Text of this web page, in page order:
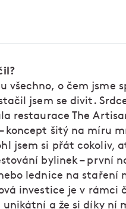
všechno, o čem jsme
jsem se divit.
restaurace The
koncept šitý na míru
jsem si přát cokoliv,
bylinek – první
lednice na staření
investice je v rámci
unikátní a že si díky ní